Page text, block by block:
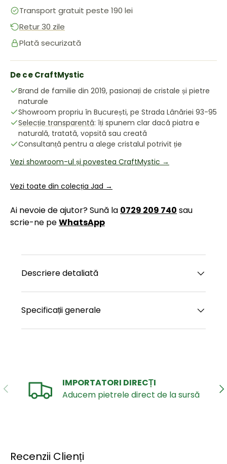
Transport gratuit peste 190 lei
Retur 30 zile
Plată securizată
De ce CraftMystic
Brand de familie din 2019, pasionați de cristale și pietre
naturale
Showroom propriu în București, pe Strada Lânăriei 93-95
Selecție transparentă: îți spunem clar dacă piatra e
naturală, tratată, vopsită sau creată
Consultanță pentru a alege cristalul potrivit ție
Vezi showroom-ul și povestea CraftMystic →
Vezi toate din colecția Jad →
Ai nevoie de ajutor? Sună la 0729 209 740 sau
scrie-ne peWhatsApp
Descriere detaliată
Specificații generale
ANTERIOR
IMPORTATORI DIRECȚI
Aducem pietrele direct de la sursă
Recenzii Clienți